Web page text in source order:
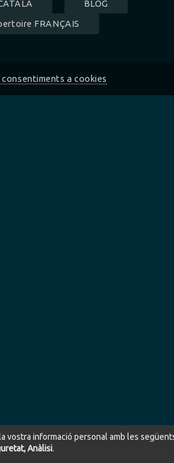
BLOG
FRANÇAIS
consentiments a cookies
vostra informació personal amb les
Anàlisi.